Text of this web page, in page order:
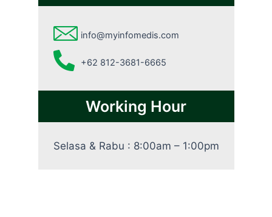
info@myinfomedis.com
+62 812-3681-6665
Working Hour
Selasa & Rabu : 8:00am – 1:00pm